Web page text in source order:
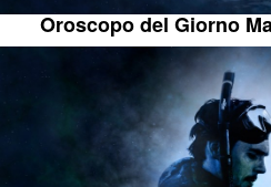
Oroscopo del Giorno